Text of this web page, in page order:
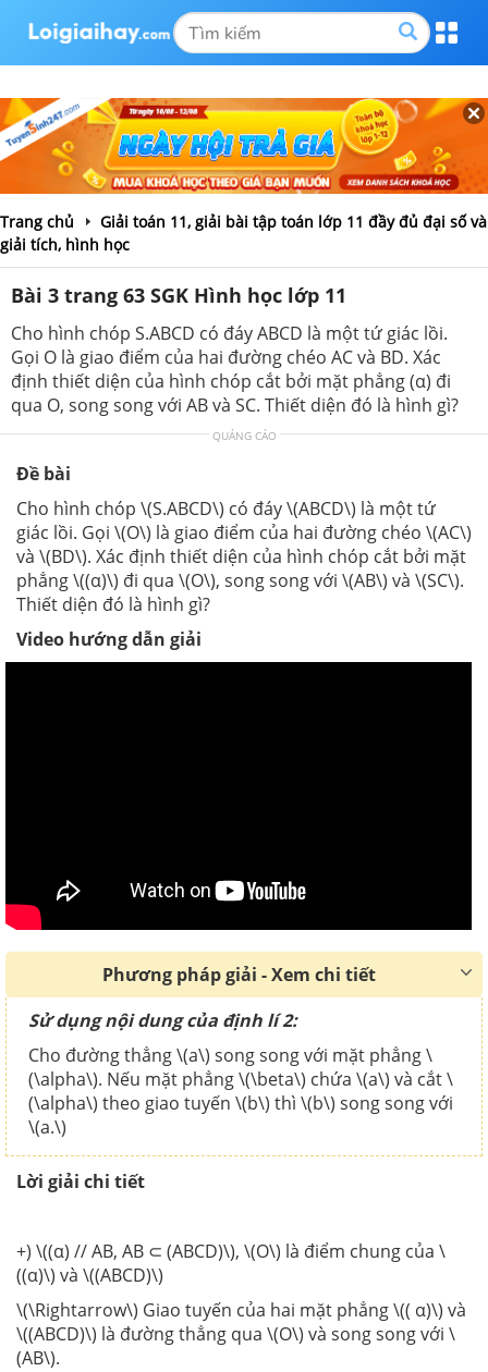
Trang chủ
Giải toán 11, giải bài tập toán lớp 11 đầy đủ đại số và
giải tích, hình học
Bài 3 trang 63 SGK Hình học lớp 11
Cho hình chóp S.ABCD có đáy ABCD là một tứ giác lồi.
Gọi O là giao điểm của hai đường chéo AC và BD. Xác
định thiết diện của hình chóp cắt bởi mặt phẳng (α) đi
qua O, song song với AB và SC. Thiết diện đó là hình gì?
QUẢNG CÁO
Đề bài
Cho hình chóp \(S.ABCD\) có đáy \(ABCD\) là một tứ
giác lồi. Gọi \(O\) là giao điểm của hai đường chéo \(AC\)
và \(BD\). Xác định thiết diện của hình chóp cắt bởi mặt
phẳng \((α)\) đi qua \(O\), song song với \(AB\) và \(SC\).
Thiết diện đó là hình gì?
Video hướng dẫn giải
Phương pháp giải - Xem chi tiết
Sử dụng nội dung của định lí 2:
Cho đường thẳng \(a\) song song với mặt phẳng \
(\alpha\). Nếu mặt phẳng \(\beta\) chứa \(a\) và cắt \
(\alpha\) theo giao tuyến \(b\) thì \(b\) song song với
\(a.\)
Lời giải chi tiết
+) \((α) // AB, AB ⊂ (ABCD)\), \(O\) là điểm chung của \
((α)\) và \((ABCD)\)
\(\Rightarrow\) Giao tuyến của hai mặt phẳng \(( α)\) và
\((ABCD)\) là đường thẳng qua \(O\) và song song với \
(AB\).